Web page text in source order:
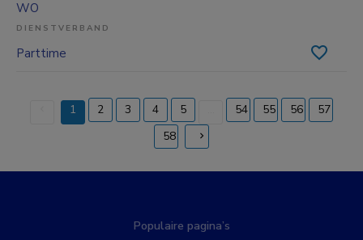
WO
DIENSTVERBAND
Parttime
1
(current)
2 3 4 5 54 55 56
57
58
Populaire pagina’s